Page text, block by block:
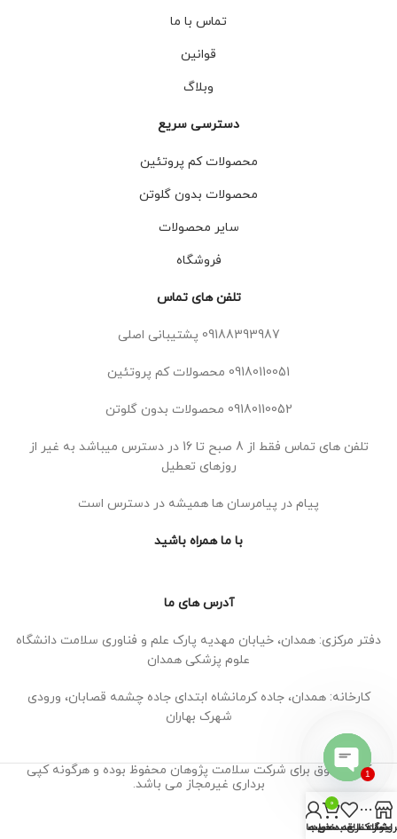
تماس با ما
قوانین
وبلاگ
دسترسی سریع
محصولات کم پروتئین
محصولات بدون گلوتن
سایر محصولات
فروشگاه
تلفن های تماس
09188393987 پشتیبانی اصلی
09180110051 محصولات کم پروتئین
09180110052 محصولات بدون گلوتن
تلفن های تماس فقط از 8 صبح تا 16 در دسترس میباشد به غیر از
روزهای تعطیل
پیام در پیامرسان ها همیشه در دسترس است
با ما همراه باشید
آدرس های ما
دفتر مرکزی: همدان، خیابان مهدیه پارک علم و فناوری سلامت دانشگاه
علوم پزشکی همدان
کارخانه: همدان، جاده کرمانشاه ابتدای جاده چشمه قصابان، ورودی
شهرک بهاران
کلیه حقوق برای شرکت سلامت پژوهان محفوظ بوده و هرگونه کپی
برداری غیرمجاز می باشد.
نوار کناری
لیست علاقه مندی ها
0
سبد خرید
حساب من
chaty
1